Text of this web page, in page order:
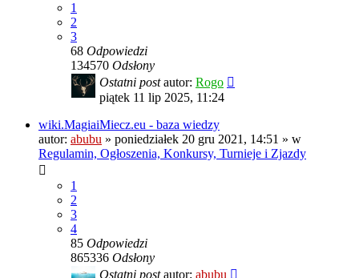
1
2
3
68 Odpowiedzi
134570 Odsłony
Ostatni postautor: Rogo
piątek 11 lip 2025, 11:24
wiki.MagiaiMiecz.eu - baza wiedzy
autor: abubu » poniedziałek 20 gru 2021, 14:51 » w
Regulamin, Ogłoszenia, Konkursy, Turnieje i Zjazdy
1
2
3
4
85 Odpowiedzi
865336 Odsłony
Ostatni postautor: abubu